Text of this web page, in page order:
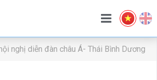
nghị diễn đàn châu Á- Thái Bình Dương